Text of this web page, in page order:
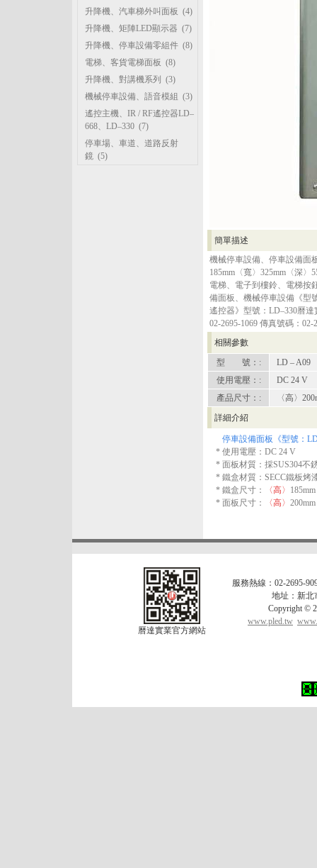
升降機、汽車梯外叫面板 (4)
升降機、矩陣LED顯示器 (7)
升降機、停車設備零組件 (8)
電梯、客貨電梯面板 (8)
升降機、對講機系列
(3)
機械停車設備、語音模組 (3)
遙控主機、IR / RF遙控器LD–
668、LD–330 (7)
停車場、車道、道路反射
鏡 (5)
簡單描述
機械停車設備、停車設備面
185mm〈寬〉325mm〈深
電梯、電子到樓鈴、電梯按
備面板、機械停車設備《型
遙控器》型號：LD–330曆達
02-2695-1069 傳真號碼：02-
相關參數
型 號：:
LD – A09
使用電壓：:
DC 24 V
產品尺寸：:
〈高〉
詳細介紹
停車設備面板《型號：
* 使用電壓：DC 24 V
* 面板材質：採SUS304不
* 鐵盒材質：SECC鐵板烤
* 鐵盒尺寸：
〈高〉
* 面板尺寸：
〈高〉
曆達實業官方網站
服務熱線：02-2695-
地址：新北
Copyright ©
www.pled.tw